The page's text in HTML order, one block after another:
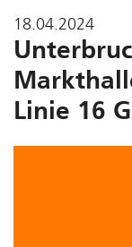
18.04.2024
Linie 16